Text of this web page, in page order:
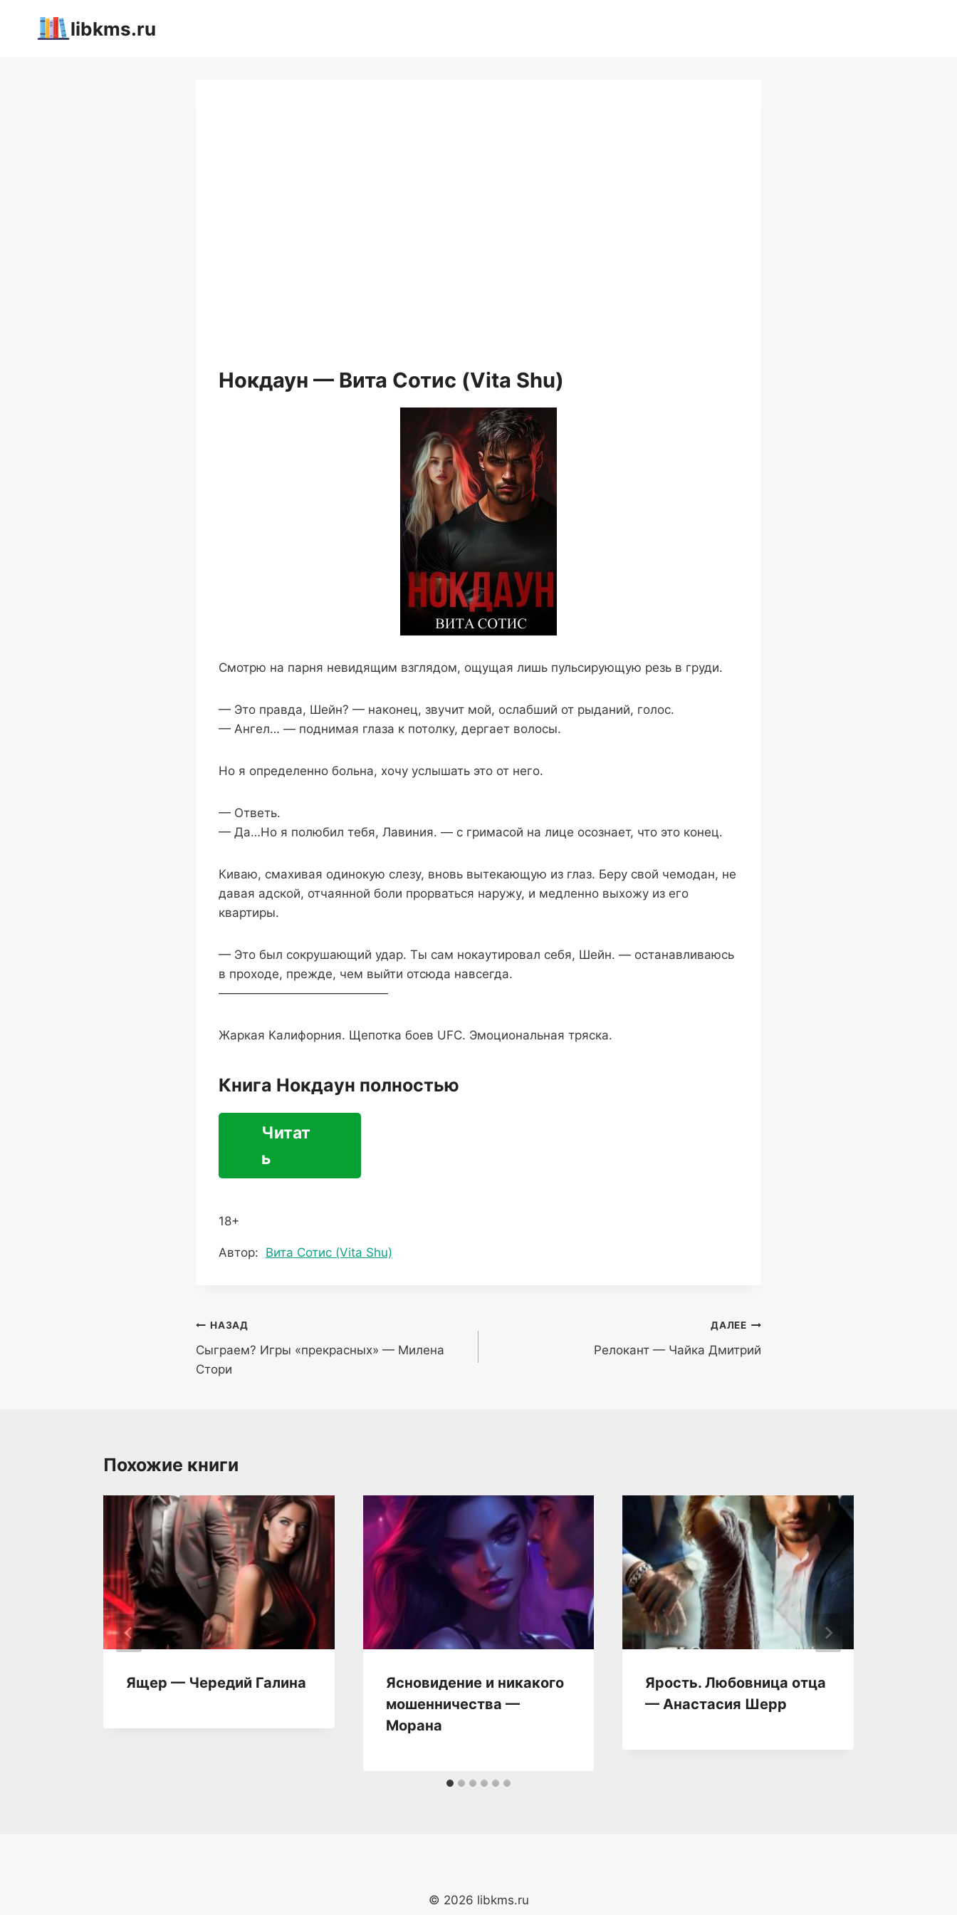
libkms.ru
Нокдаун — Вита Сотис (Vita Shu)
Смотрю на парня невидящим взглядом, ощущая лишь пульсирующую резь в груди.
— Это правда, Шейн? — наконец, звучит мой, ослабший от рыданий, голос.
— Ангел… — поднимая глаза к потолку, дергает волосы.
Но я определенно больна, хочу услышать это от него.
— Ответь.
— Да…Но я полюбил тебя, Лавиния. — с гримасой на лице осознает, что это конец.
Киваю, смахивая одинокую слезу, вновь вытекающую из глаз. Беру свой чемодан, не
давая адской, отчаянной боли прорваться наружу, и медленно выхожу из его
квартиры.
— Это был сокрушающий удар. Ты сам нокаутировал себя, Шейн. — останавливаюсь
в проходе, прежде, чем выйти отсюда навсегда.
——————————————
Жаркая Калифорния. Щепотка боев UFC. Эмоциональная тряска.
Книга Нокдаун полностью
Читат
ь
18+
Метки
Автор: Вита Сотис (Vita Shu)
Навигация
по
записям
НАЗАД
Сыграем? Игры «прекрасных» — Милена
Стори
ДАЛЕЕ
Релокант — Чайка Дмитрий
Похожие книги
Ящер — Чередий Галина
Ясновидение и никакого
мошенничества —
Морана
Ярость. Любовница отца
— Анастасия Шерр
© 2026 libkms.ru